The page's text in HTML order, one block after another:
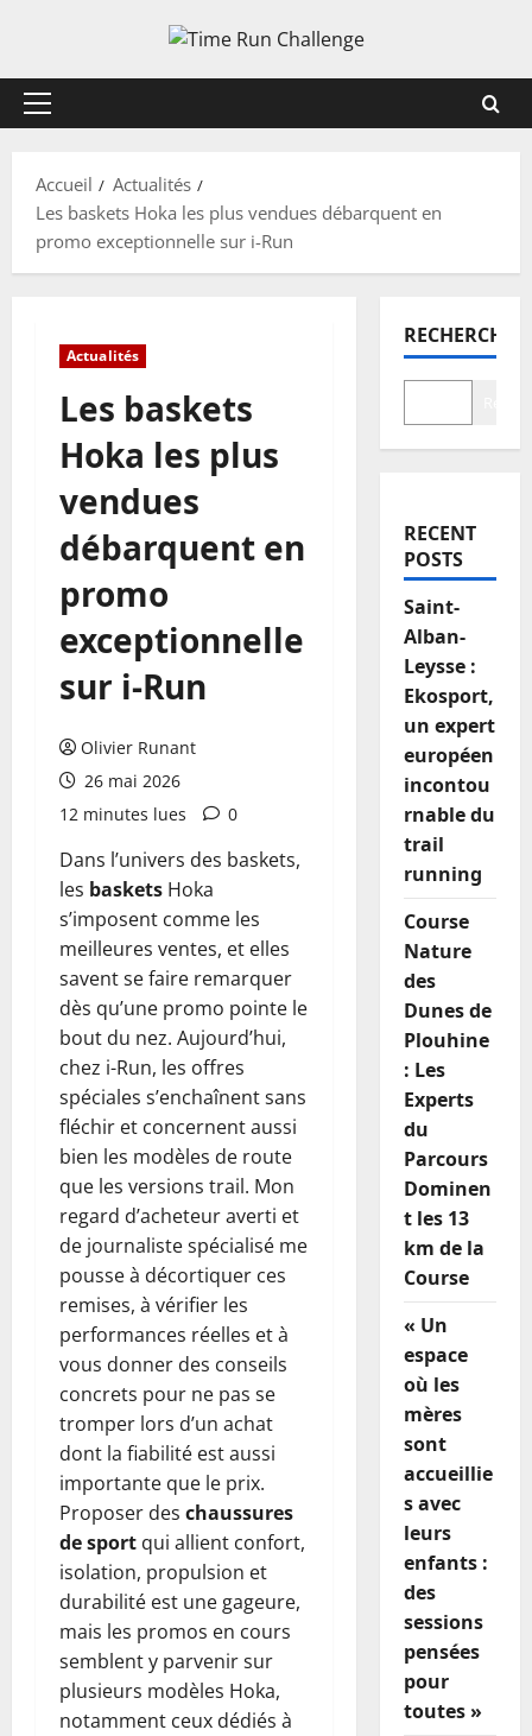
contenu
Menu
Accueil
Actualités
Les baskets Hoka les plus vendues débarquent en
promo exceptionnelle sur i-Run
Actualités
Les baskets
Hoka les plus
vendues
débarquent en
promo
exceptionnelle
sur i-Run
Olivier Runant
26 mai 2026
12 minutes lues
0
Dans l’univers des baskets,
les baskets Hoka
s’imposent comme les
meilleures ventes, et elles
savent se faire remarquer
dès qu’une promo pointe le
bout du nez. Aujourd’hui,
chez i-Run, les offres
spéciales s’enchaînent sans
fléchir et concernent aussi
bien les modèles de route
que les versions trail. Mon
regard d’acheteur averti et
de journaliste spécialisé me
pousse à décortiquer ces
remises, à vérifier les
performances réelles et à
vous donner des conseils
concrets pour ne pas se
tromper lors d’un achat
dont la fiabilité est aussi
importante que le prix.
Proposer des chaussures
de sport qui allient confort,
isolation, propulsion et
durabilité est une gageure,
mais les promos en cours
semblent y parvenir sur
plusieurs modèles Hoka,
notamment ceux dédiés à
RECHERCHER
RECENT
POSTS
Saint-
Alban-
Leysse :
Ekosport,
un expert
européen
incontou
rnable du
trail
running
Course
Nature
des
Dunes de
Plouhine
: Les
Experts
du
Parcours
Dominen
t les 13
km de la
Course
« Un
espace
où les
mères
sont
accueillie
s avec
leurs
enfants :
des
sessions
pensées
pour
toutes »